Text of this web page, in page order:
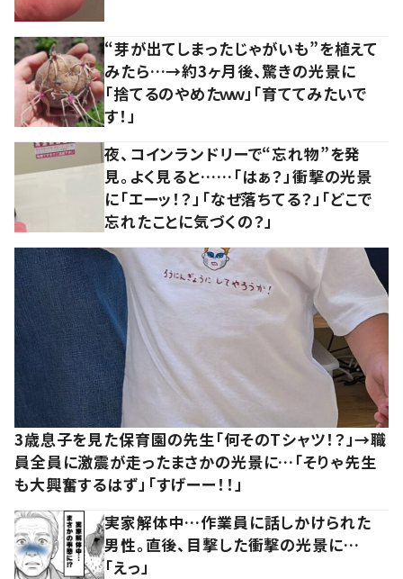
“芽が出てしまったじゃがいも”を植えて
みたら…→約3ヶ月後、驚きの光景に
「捨てるのやめたｗｗ」「育ててみたいで
す！」
夜、コインランドリーで“忘れ物”を発
見。よく見ると……「はぁ？」衝撃の光景
に「エーッ！？」「なぜ落ちてる？」「どこで
忘れたことに気づくの？」
3歳息子を見た保育園の先生「何そのTシャツ！？」→職
員全員に激震が走ったまさかの光景に…「そりゃ先生
も大興奮するはず」「すげーー！！」
実家解体中…作業員に話しかけられた
男性。直後、目撃した衝撃の光景に…
「えっ」